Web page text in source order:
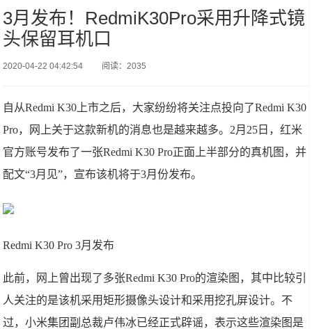
3月发布！RedmiK30Pro采用升降式镜
头保留耳机口
2020-04-22 04:42:54 阅读：2035
自从Redmi K30上市之后，大家纷纷将关注点投向了Redmi K30
Pro，网上关于这款新机的消息也是越来越多。2月25日，红米
官方账号发布了一张Redmi K30 Pro正面上半部分的真机图，并
配文“3月见”，宣布该机将于3月份发布。
Redmi K30 Pro 3月发布
此前，网上曾出现了多张Redmi K30 Pro的渲染图，其中比较引
人关注的是该机采用矩形摄像头设计和采用挖孔屏设计。不
过，小米集团副总裁卢伟冰已经正式辟谣，表示这些渲染图是